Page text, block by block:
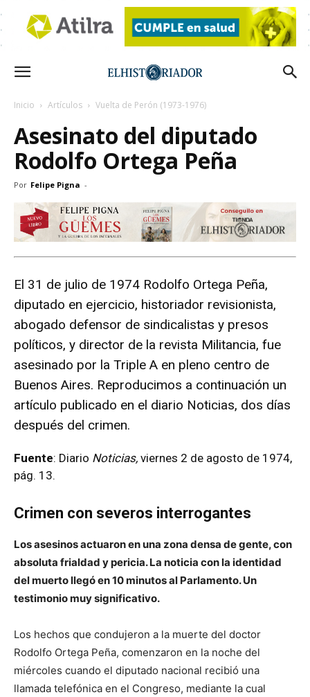
Inicio Artículos Vuelta de Perón (1973-1976)
Asesinato del diputado
Rodolfo Ortega Peña
Por Felipe Pigna -
El 31 de julio de 1974 Rodolfo Ortega Peña,
diputado en ejercicio, historiador revisionista,
abogado defensor de sindicalistas y presos
políticos, y director de la revista Militancia, fue
asesinado por la Triple A en pleno centro de
Buenos Aires. Reproducimos a continuación un
artículo publicado en el diario Noticias, dos días
después del crimen.
Fuente: Diario Noticias, viernes 2 de agosto de 1974,
pág. 13.
Crimen con severos interrogantes
Los asesinos actuaron en una zona densa de gente, con
absoluta frialdad y pericia. La noticia con la identidad
del muerto llegó en 10 minutos al Parlamento. Un
testimonio muy significativo.
Los hechos que condujeron a la muerte del doctor
Rodolfo Ortega Peña, comenzaron en la noche del
miércoles cuando el diputado nacional recibió una
llamada telefónica en el Congreso, mediante la cual